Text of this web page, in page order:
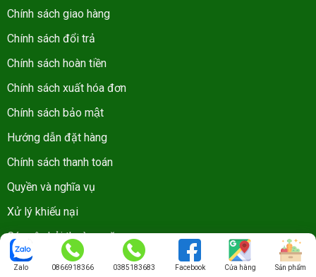
Chính sách giao hàng
Chính sách đổi trả
Chính sách hoàn tiền
Chính sách xuất hóa đơn
Chính sách bảo mật
Hướng dẫn đặt hàng
Chính sách thanh toán
Quyền và nghĩa vụ
Xử lý khiếu nại
Các câu hỏi thường gặp
Về chúng tôi
Zalo 0866918366 0385183683 Facebook Cửa hàng Sản phẩm